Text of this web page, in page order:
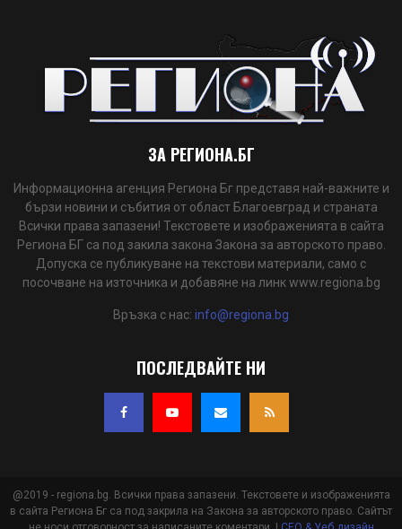
ЗА РЕГИОНА.БГ
Информационна агенция Региона Бг представя най-важните и
бързи новини и събития от област Благоевград и страната
Всички права запазени! Текстовете и изображенията в сайта
Региона БГ са под закила закона Закона за авторското право.
Допуска се публикуване на текстови материали, само с
посочване на източника и добавяне на линк www.regiona.bg
Връзка с нас: info@regiona.bg
ПОСЛЕДВАЙТЕ НИ
@2019 - regiona.bg. Всички права запазени. Текстовете и изображенията
в сайта Региона Бг са под закрила на Закона за авторското право. Сайтът